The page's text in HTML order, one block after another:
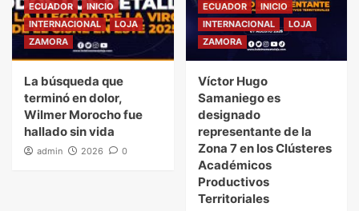
ECUADOR
INICIO
INTERNACIONAL
LOJA
ZAMORA
La búsqueda que
terminó en dolor,
Wilmer Morocho fue
hallado sin vida
admin 2026 0
ECUADOR
INICIO
INTERNACIONAL
LOJA
ZAMORA
Víctor Hugo
Samaniego es
designado
representante de la
Zona 7 en los Clústeres
Académicos
Productivos
Territoriales